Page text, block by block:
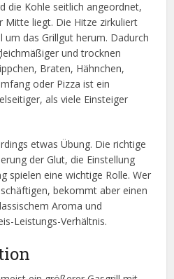
die Kohle seitlich angeordnet,
Mitte liegt. Die Hitze zirkuliert
um das Grillgut herum. Dadurch
und trocknen
Braten, Hähnchen,
oder Pizza ist ein
als viele Einsteiger
etwas Übung. Die richtige
der Glut, die Einstellung
spielen eine wichtige Rolle. Wer
bekommt aber einen
Aroma und
Leistungs-Verhältnis.